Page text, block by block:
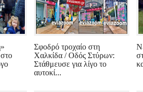
Σφοδρό τροχαίο στη
Χαλκίδα / Οδός Στύρων:
Στάθμευσε για λίγο το
αυτοκί...